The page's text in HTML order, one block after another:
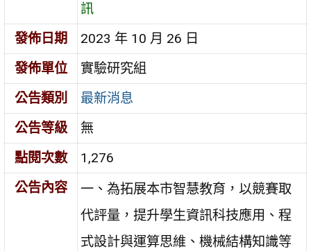
訊
發佈日期
2023 年 10 月 26 日
發佈單位
實驗研究組
公告類別
最新消息
公告等級
無
點閱次數
1,276
公告內容
一、為拓展本市智慧教育，以競賽取
代評量，提升學生資訊科技應用、程
式設計與運算思維、機械結構知識等